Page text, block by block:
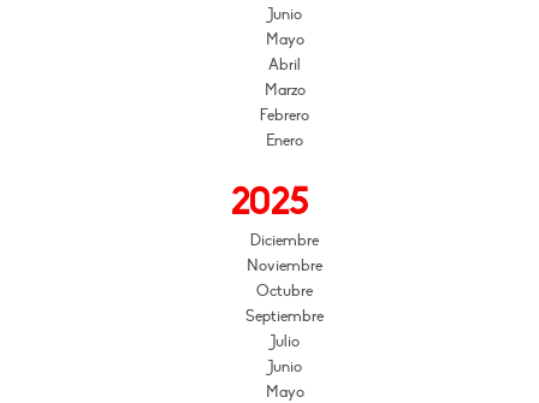
Junio
Mayo
Abril
Marzo
Febrero
Enero
2025
Diciembre
Noviembre
Octubre
Septiembre
Julio
Junio
Mayo